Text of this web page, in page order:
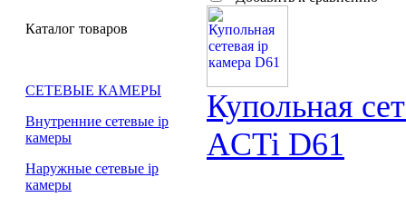
Каталог товаров
СЕТЕВЫЕ КАМЕРЫ
Внутренние сетевые ip
камеры
Наружные сетевые ip
камеры
Купольная
ACTi D61